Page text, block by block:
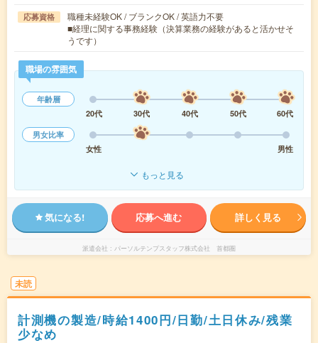
応募資格
職種未経験OK / ブランクOK / 英語力不要
■経理に関する事務経験（決算業務の経験があると活かせそ
うです）
職場の雰囲気
年齢層
20代
30代 40代 50代
60代
男女比率
女性
男性
もっと見る
気になる! 応募へ進む 詳しく見る
派遣会社 パーソルテンプスタッフ株式会社 首都圏
未読
計測機の製造/時給1400円/日勤/土日休み/残業
少なめ